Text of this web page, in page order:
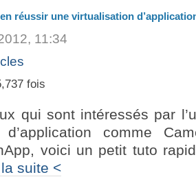
réussir une virtualisation
11:34
fois
qui sont intéressés par
d’application comme
voici un petit tuto
suite <